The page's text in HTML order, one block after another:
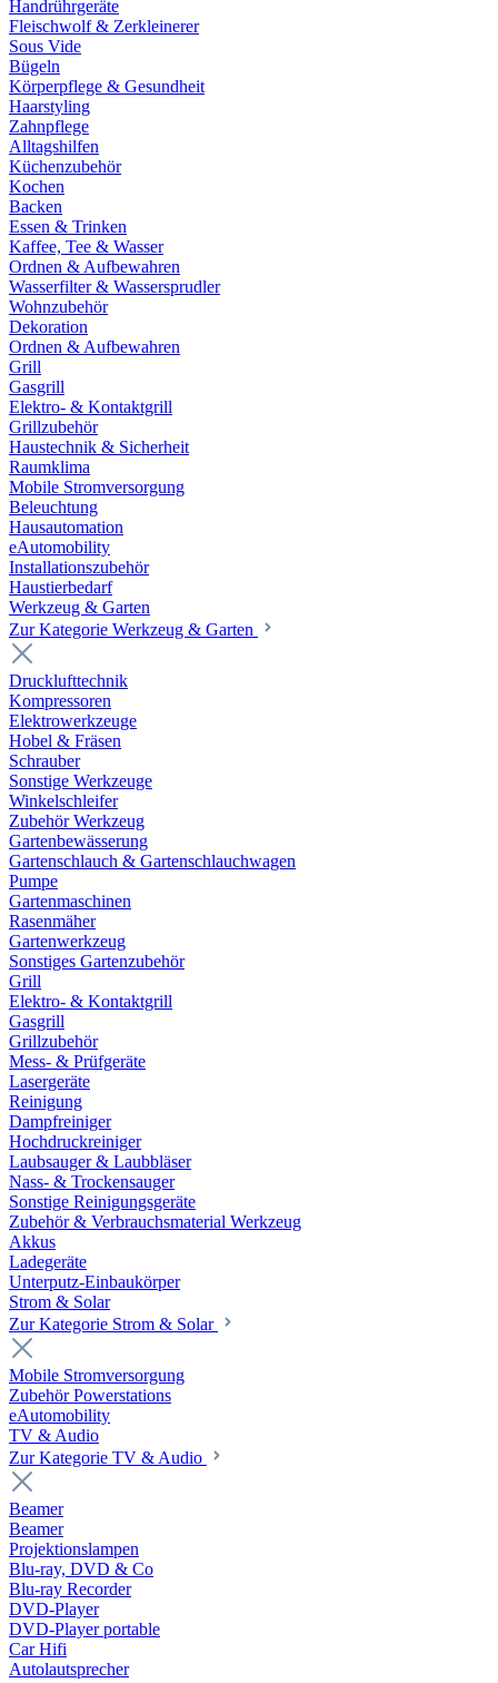
Handrührgeräte
Fleischwolf & Zerkleinerer
Sous Vide
Bügeln
Körperpflege & Gesundheit
Haarstyling
Zahnpflege
Alltagshilfen
Küchenzubehör
Kochen
Backen
Essen & Trinken
Kaffee, Tee & Wasser
Ordnen & Aufbewahren
Wasserfilter & Wassersprudler
Wohnzubehör
Dekoration
Ordnen & Aufbewahren
Grill
Gasgrill
Elektro- & Kontaktgrill
Grillzubehör
Haustechnik & Sicherheit
Raumklima
Mobile Stromversorgung
Beleuchtung
Hausautomation
eAutomobility
Installationszubehör
Haustierbedarf
Werkzeug & Garten
Zur Kategorie Werkzeug & Garten
Drucklufttechnik
Kompressoren
Elektrowerkzeuge
Hobel & Fräsen
Schrauber
Sonstige Werkzeuge
Winkelschleifer
Zubehör Werkzeug
Gartenbewässerung
Gartenschlauch & Gartenschlauchwagen
Pumpe
Gartenmaschinen
Rasenmäher
Gartenwerkzeug
Sonstiges Gartenzubehör
Grill
Elektro- & Kontaktgrill
Gasgrill
Grillzubehör
Mess- & Prüfgeräte
Lasergeräte
Reinigung
Dampfreiniger
Hochdruckreiniger
Laubsauger & Laubbläser
Nass- & Trockensauger
Sonstige Reinigungsgeräte
Zubehör & Verbrauchsmaterial Werkzeug
Akkus
Ladegeräte
Unterputz-Einbaukörper
Strom & Solar
Zur Kategorie Strom & Solar
Mobile Stromversorgung
Zubehör Powerstations
eAutomobility
TV & Audio
Zur Kategorie TV & Audio
Beamer
Beamer
Projektionslampen
Blu-ray, DVD & Co
Blu-ray Recorder
DVD-Player
DVD-Player portable
Car Hifi
Autolautsprecher